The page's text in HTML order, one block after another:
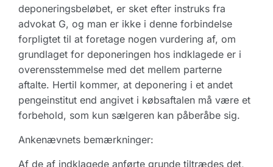
deponeringsbeløbet, er sket efter instruks fra
advokat G, og man er ikke i denne forbindelse
forpligtet til at foretage nogen vurdering af, om
grundlaget for deponeringen hos indklagede er i
overensstemmelse med det mellem parterne
aftalte. Hertil kommer, at deponering i et andet
pengeinstitut end angivet i købsaftalen må være et
forbehold, som kun sælgeren kan påberåbe sig.
Ankenævnets bemærkninger:
Af de af indklagede anførte grunde tiltrædes det,